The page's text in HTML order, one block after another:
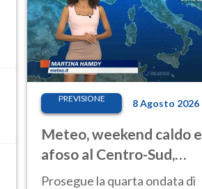
PREVISIONE 8 Agosto 2026
Meteo, weekend caldo e
afoso al Centro-Sud,
temporali sui rilievi
Prosegue la quarta ondata di